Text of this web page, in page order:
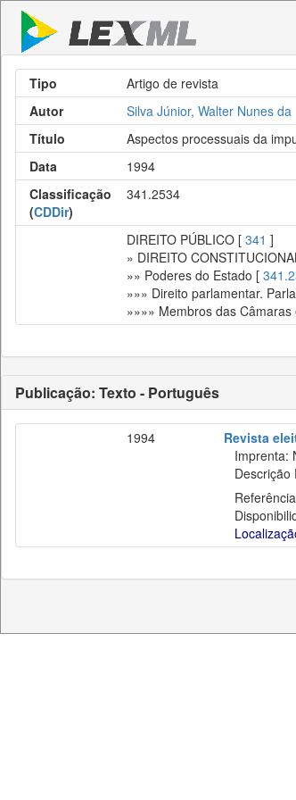
Tipo
Artigo de revista
Autor
Silva Júnior, Walter Nunes da
Título
Aspectos processuais da
Data
1994
Classificação
(CDDir)
341.2534
DIREITO PÚBLICO [ 341 ]
» DIREITO
»» Poderes do Estado [
»»» Direito parlamentar.
»»»» Membros das
Publicação: Texto - Português
1994 Revista
Imprenta:
Descrição